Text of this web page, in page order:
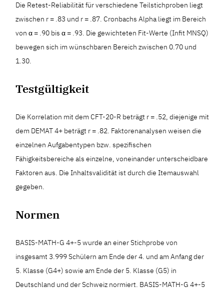
Die Retest-Reliabilität für verschiedene Teilstichproben liegt
zwischen r = .83 und r = .87. Cronbachs Alpha liegt im Bereich
von α = .90 bis α = .93. Die gewichteten Fit-Werte (Infit MNSQ)
bewegen sich im wünschbaren Bereich zwischen 0.70 und
1.30.
Testgültigkeit
Die Korrelation mit dem CFT-20-R beträgt r = .52, diejenige mit
dem DEMAT 4+ beträgt r = .82. Faktorenanalysen weisen die
einzelnen Aufgabentypen bzw. spezifischen
Fähigkeitsbereiche als einzelne, voneinander unterscheidbare
Faktoren aus. Die Inhaltsvalidität ist durch die Itemauswahl
gegeben.
Normen
BASIS-MATH-G 4+-5 wurde an einer Stichprobe von
insgesamt 3.999 Schülern am Ende der 4. und am Anfang der
5. Klasse (G4+) sowie am Ende der 5. Klasse (G5) in
Deutschland und der Schweiz normiert. BASIS-MATH-G 4+-5